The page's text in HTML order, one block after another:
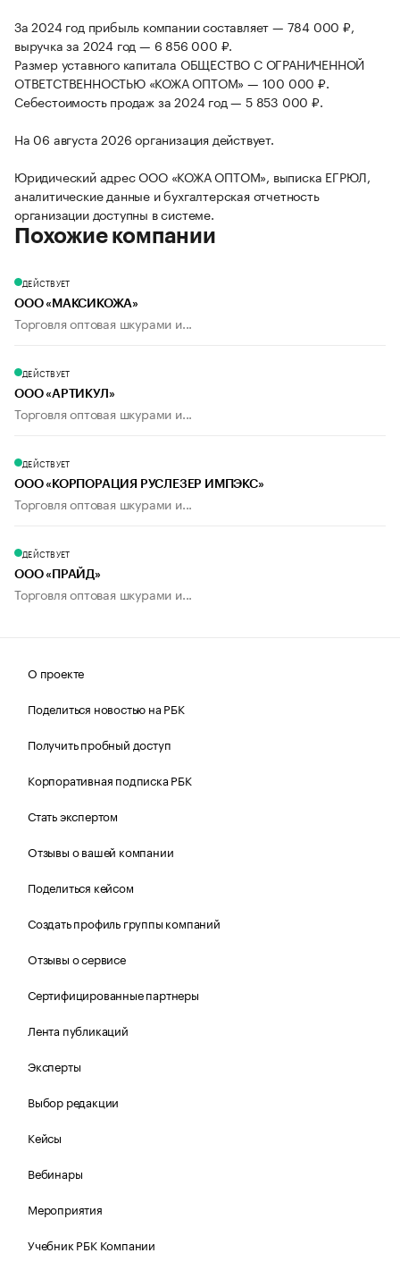
За 2024 год прибыль компании составляет — 784 000 ₽,
выручка за 2024 год — 6 856 000 ₽.
Размер уставного капитала ОБЩЕСТВО С ОГРАНИЧЕННОЙ
ОТВЕТСТВЕННОСТЬЮ «КОЖА ОПТОМ» — 100 000 ₽.
Себестоимость продаж за 2024 год — 5 853 000 ₽.
На 06 августа 2026 организация действует.
Юридический адрес ООО «КОЖА ОПТОМ», выписка ЕГРЮЛ,
аналитические данные и бухгалтерская отчетность
организации доступны в системе.
Похожие компании
ДЕЙСТВУЕТ
ООО «МАКСИКОЖА»
Торговля оптовая шкурами и...
ДЕЙСТВУЕТ
ООО «АРТИКУЛ»
Торговля оптовая шкурами и...
ДЕЙСТВУЕТ
ООО «КОРПОРАЦИЯ РУСЛЕЗЕР ИМПЭКС»
Торговля оптовая шкурами и...
ДЕЙСТВУЕТ
ООО «ПРАЙД»
Торговля оптовая шкурами и...
О проекте
Поделиться новостью на РБК
Получить пробный доступ
Корпоративная подписка РБК
Стать экспертом
Отзывы о вашей компании
Поделиться кейсом
Создать профиль группы компаний
Отзывы о сервисе
Сертифицированные партнеры
Лента публикаций
Эксперты
Выбор редакции
Кейсы
Вебинары
Мероприятия
Учебник РБК Компании